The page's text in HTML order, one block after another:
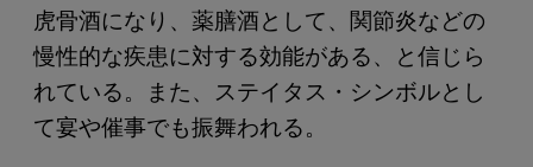
虎骨酒になり、薬膳酒として、関節炎などの
慢性的な疾患に対する効能がある、と信じら
れている。また、ステイタス・シンボルとし
て宴や催事でも振舞われる。